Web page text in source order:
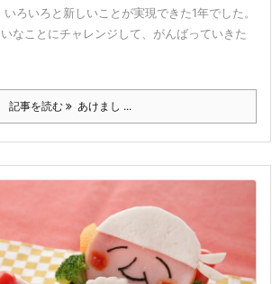
ろいろと新しいことが実現できた1年でした。
なことにチャレンジして、がんばっていきた
記事を読む あけまし ...